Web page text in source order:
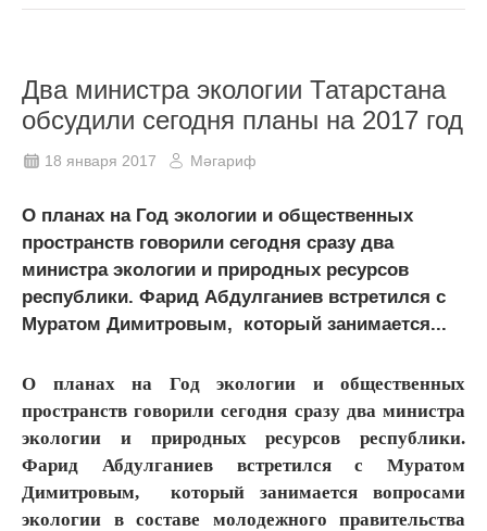
Два министра экологии Татарстана
обсудили сегодня планы на 2017 год
18 января 2017 Мәгариф
О планах на Год экологии и общественных
пространств говорили сегодня сразу два
министра экологии и природных ресурсов
республики. Фарид Абдулганиев встретился с
Муратом Димитровым, который занимается...
О планах на Год экологии и общественных
пространств говорили сегодня сразу два министра
экологии и природных ресурсов республики.
Фарид Абдулганиев встретился с Муратом
Димитровым, который занимается вопросами
экологии в составе молодежного правительства